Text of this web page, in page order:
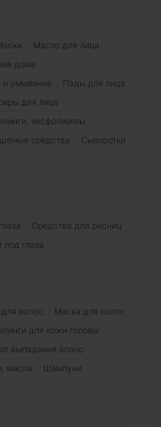
Масло для лица
дома
умывание
Пэды для лица
для лица
эксфолианты
средства
Сыворотки
Средства для ресниц
под глаза
волос
Маска для волос
для кожи головы
выпадения волос
масла
Шампуни